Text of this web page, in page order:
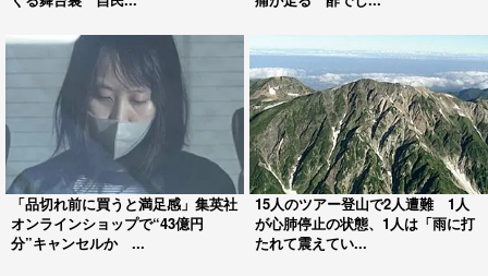
「品切れ前に買うと満足感」集英社
オンラインショップで“43億円
分”キャンセルか ...
15人のツアー登山で2人遭難 1人
が心肺停止の状態、1人は「雨に打
たれて震えてい...